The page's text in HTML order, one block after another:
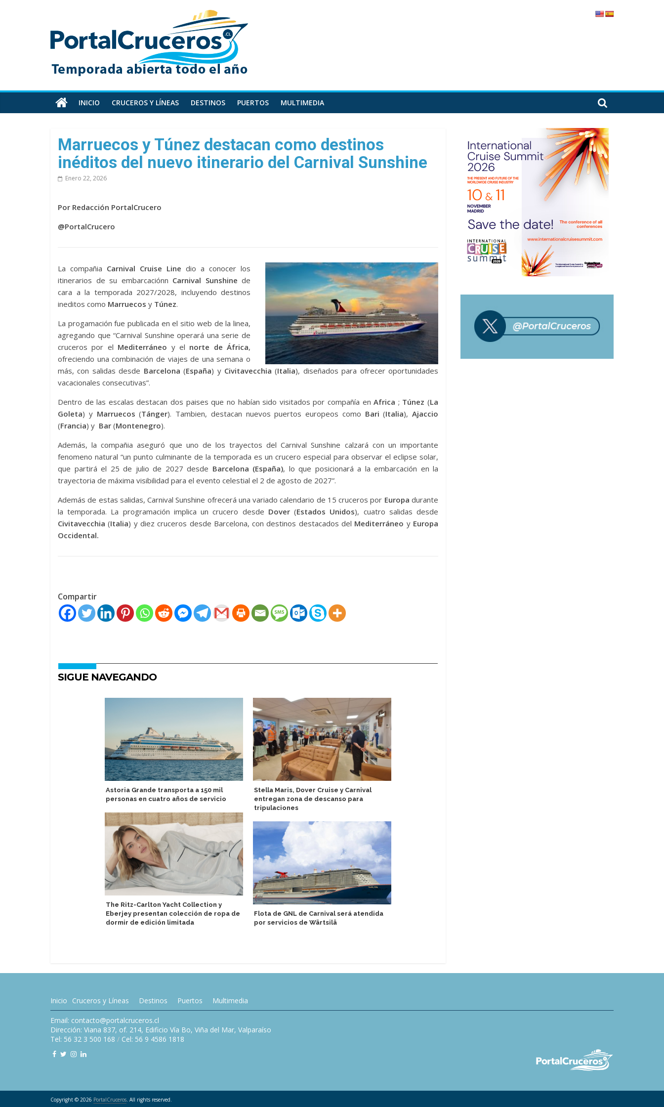
PortalCruceros
Toda
información
cruceros
en
un
sitio
INICIO CRUCEROS Y LÍNEAS DESTINOS PUERTOS MULTIMEDIA
Marruecos y Túnez destacan como destinos
inéditos del nuevo itinerario del Carnival Sunshine
Enero 22, 2026
Por Redacción PortalCrucero
@PortalCrucero
La compañia Carnival Cruise Line dio a conocer los
itinerarios de su embarcaciónn Carnival Sunshine de
cara a la temporada 2027/2028, incluyendo destinos
ineditos como Marruecos y Túnez.
La progamación fue publicada en el sitio web de la linea,
agregando que “Carnival Sunshine operará una serie de
crucerospor el Mediterráneo y el norte de África,
ofreciendo una combinación de viajes de una semana o
más, con salidas desde Barcelona (España) y Civitavecchia (Italia), diseñados para ofrecer oportunidades
vacacionales consecutivas”.
Dentro de las escalas destacan dos paises que no habían sido visitados por compañía enAfrica ; Túnez (La
Goleta) y Marruecos (Tánger). Tambien, destacan nuevos puertos europeos como Bari (Italia), Ajaccio
(Francia) y Bar (Montenegro).
Además, la compañia aseguró que uno de los trayectos del Carnival Sunshine calzará con un importante
fenomeno natural “un punto culminante de la temporada es un crucero especial para observar el eclipse solar,
que partirá el 25 de julio de 2027 desde Barcelona (España), lo que posicionará a la embarcación en la
trayectoria de máxima visibilidad para el evento celestial el 2 de agosto de 2027”.
Además de estas salidas, Carnival Sunshine ofrecerá una variado calendario de 15 cruceros por Europa durante
la temporada. La programación implica un crucero desde Dover(Estados Unidos), cuatro salidas desde
Civitavecchia (Italia) y diez cruceros desde Barcelona, ​​con destinos destacados del Mediterráneo y Europa
Occidental.
Compartir
SIGUE NAVEGANDO
Astoria Grande transporta a 150 mil
personas en cuatro años de servicio
The Ritz-Carlton Yacht Collection y
Eberjey presentan colección de ropa de
dormir de edición limitada
Stella Maris, Dover Cruise y Carnival
entregan zona de descanso para
tripulaciones
Flota de GNL de Carnival será atendida
por servicios de Wärtsilä
Inicio Cruceros y Líneas Destinos Puertos Multimedia
Email: contacto@portalcruceros.cl
Dirección: Viana 837, of. 214, Edificio Vía Bo, Viña del Mar, Valparaíso
Tel: 56 32 3 500 168 / Cel: 56 9 4586 1818
Copyright © 2026 PortalCruceros. All rights reserved.